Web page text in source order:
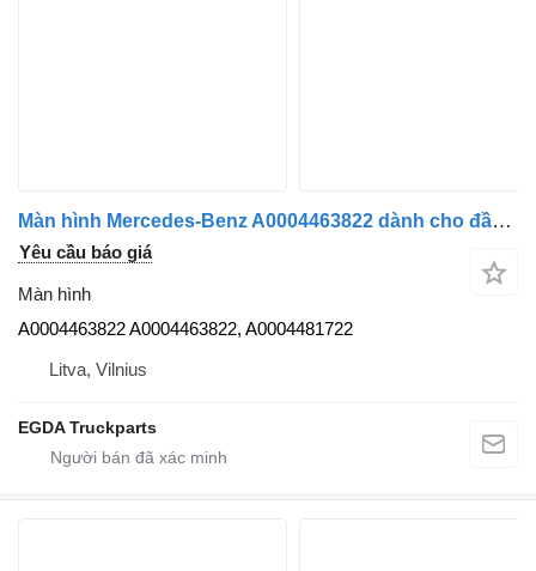
Màn hình Mercedes-Benz A0004463822 dành cho đầu kéo Mercedes-Benz L MP5
Yêu cầu báo giá
Màn hình
A0004463822 A0004463822, A0004481722
Litva, Vilnius
EGDA Truckparts